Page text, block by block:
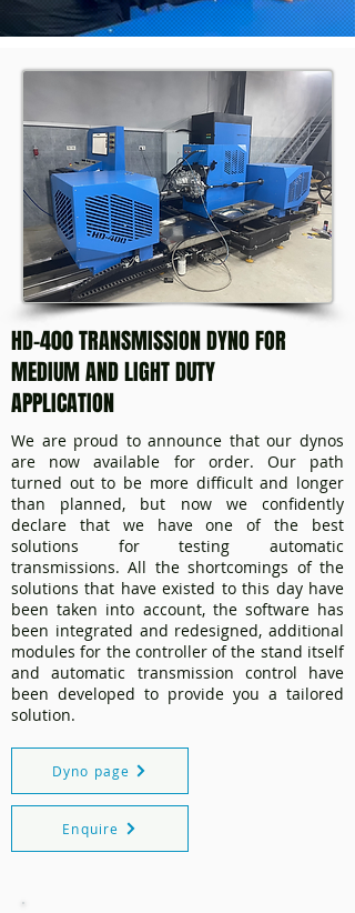
HD-400 TRANSMISSION DYNO FOR
MEDIUM AND LIGHT DUTY
APPLICATION
We are proud to announce that our dynos
are now available for order. Our path
turned out to be more difficult and longer
than planned, but now we confidently
declare that we have one of the best
solutions for testing automatic
transmissions. All the shortcomings of the
solutions that have existed to this day have
been taken into account, the software has
been integrated and redesigned, additional
modules for the controller of the stand itself
and automatic transmission control have
been developed to provide you a tailored
solution.
Dyno page
Enquire